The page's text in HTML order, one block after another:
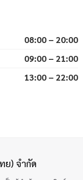
08:00 – 20:00
09:00 – 21:00
13:00 – 22:00
ย) จำกัด